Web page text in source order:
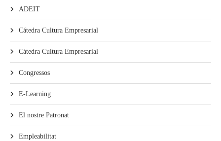
ADEIT
Cátedra Cultura Empresarial
Càtedra Cultura Empresarial
Congressos
E-Learning
El nostre Patronat
Empleabilitat